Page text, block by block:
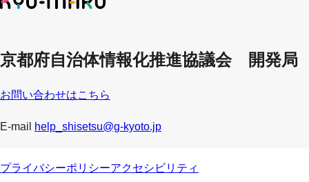
京都府自治体情報化推進協議会 開発局
お問い合わせはこちら
E-mail help_shisetsu@g-kyoto.jp
プライバシーポリシーアクセシビリティ